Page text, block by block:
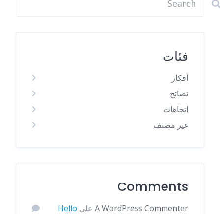
فئات
أفكار
نصائح
اتجاهات
غير مصنف
Comments
A WordPress Commenter على Hello